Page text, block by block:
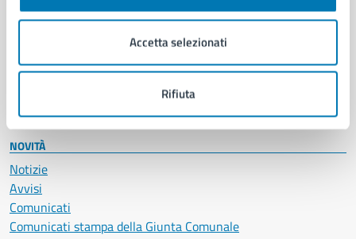
Accetta selezionati
Rifiuta
Giustizia e sicurezza pubblica
Salute, benessere e assistenza
Servizi Cimiteriali
NOVITÀ
Notizie
Avvisi
Comunicati
Comunicati stampa della Giunta Comunale